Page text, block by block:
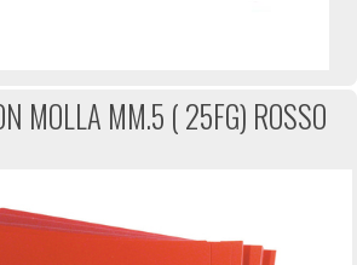
MOLLA MM.5 ( 25FG) ROSSO